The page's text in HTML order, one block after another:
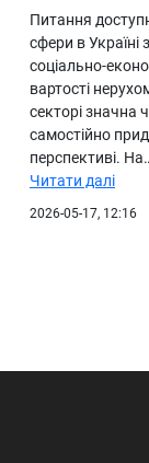
Питання
сфери в
соціально-
вартості
секторі значна
самостійно
перспективі.
Читати далі
2026-05-17, 12:16